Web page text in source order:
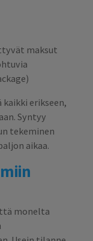
maksut
erikseen,
Syntyy
tekeminen
aikaa.
monelta